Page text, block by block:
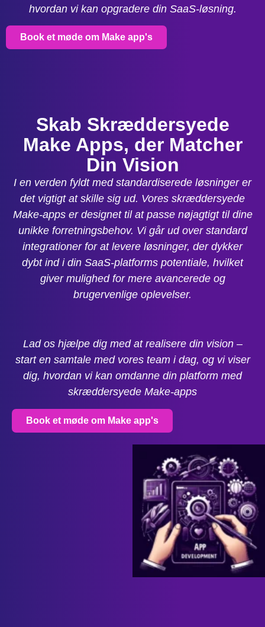
hvordan vi kan opgradere din SaaS-løsning.
Book et møde om Make app's
Skab Skræddersyede
Make Apps, der Matcher
Din Vision
I en verden fyldt med standardiserede løsninger er
det vigtigt at skille sig ud. Vores skræddersyede
Make-apps er designet til at passe nøjagtigt til dine
unikke forretningsbehov. Vi går ud over standard
integrationer for at levere løsninger, der dykker
dybt ind i din SaaS-platforms potentiale, hvilket
giver mulighed for mere avancerede og
brugervenlige oplevelser.
Lad os hjælpe dig med at realisere din vision –
start en samtale med vores team i dag, og vi viser
dig, hvordan vi kan omdanne din platform med
skræddersyede Make-apps
Book et møde om Make app's